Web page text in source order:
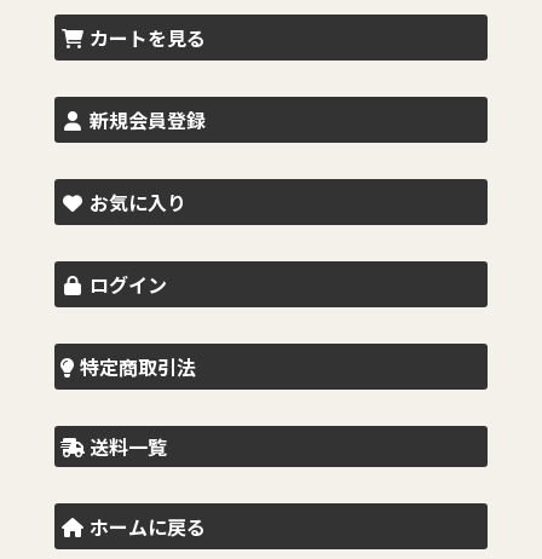
カートを見る
新規会員登録
お気に入り
ログイン
特定商取引法
送料一覧
ホームに戻る